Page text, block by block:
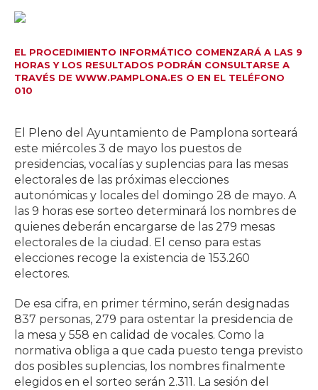
EL PROCEDIMIENTO INFORMÁTICO COMENZARÁ A LAS 9
HORAS Y LOS RESULTADOS PODRÁN CONSULTARSE A
TRAVÉS DE WWW.PAMPLONA.ES O EN EL TELÉFONO
010
El Pleno del Ayuntamiento de Pamplona sorteará
este miércoles 3 de mayo los puestos de
presidencias, vocalías y suplencias para las mesas
electorales de las próximas elecciones
autonómicas y locales del domingo 28 de mayo. A
las 9 horas ese sorteo determinará los nombres de
quienes deberán encargarse de las 279 mesas
electorales de la ciudad. El censo para estas
elecciones recoge la existencia de 153.260
electores.
De esa cifra, en primer término, serán designadas
837 personas, 279 para ostentar la presidencia de
la mesa y 558 en calidad de vocales. Como la
normativa obliga a que cada puesto tenga previsto
dos posibles suplencias, los nombres finalmente
elegidos en el sorteo serán 2.311. La sesión del